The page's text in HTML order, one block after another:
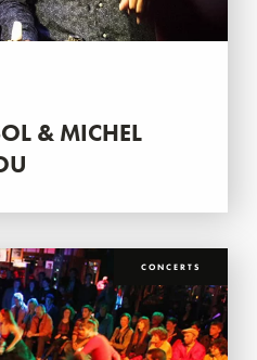
& MICHEL
CONCERTS